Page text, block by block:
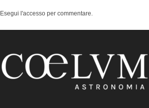
Esegui l'accesso per commentare.